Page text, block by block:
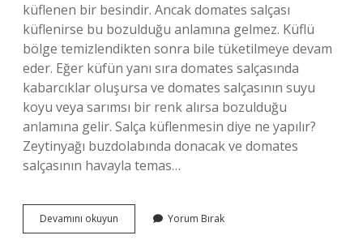
küflenen bir besindir. Ancak domates salçası
küflenirse bu bozulduğu anlamına gelmez. Küflü
bölge temizlendikten sonra bile tüketilmeye devam
eder. Eğer küfün yanı sıra domates salçasında
kabarcıklar oluşursa ve domates salçasının suyu
koyu veya sarımsı bir renk alırsa bozulduğu
anlamına gelir. Salça küflenmesin diye ne yapılır?
Zeytinyağı buzdolabında donacak ve domates
salçasının havayla temas…
Devamını okuyun
Kabarması
Yorum Bırak